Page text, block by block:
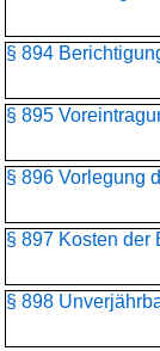
§ 894
§ 895
§ 896 Vorlegung
§ 897 Kosten der
§ 898